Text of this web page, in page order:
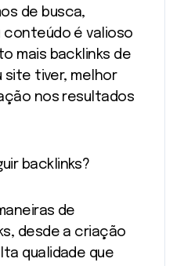
de busca,
conteúdo é valioso
mais backlinks de
site tiver, melhor
nos resultados
backlinks?
de
desde a criação
qualidade que